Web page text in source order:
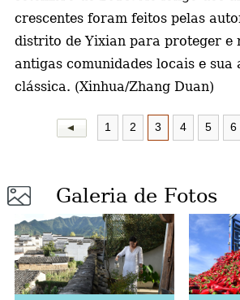
crescentes foram feitos pelas
distrito de Yixian para proteger e
antigas comunidades locais e
clássica. (Xinhua/Zhang Duan)
1 2 3 4 5 6
Galeria de Fotos